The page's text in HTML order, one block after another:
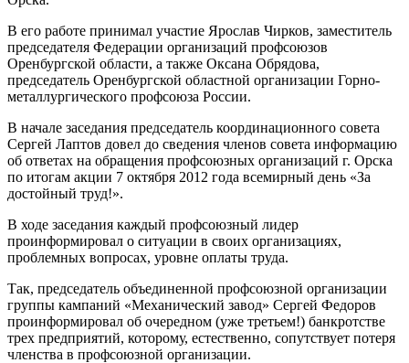
В его работе принимал участие Ярослав Чирков, заместитель
председателя Федерации организаций профсоюзов
Оренбургской области, а также Оксана Обрядова,
председатель Оренбургской областной организации Горно-
металлургического профсоюза России.
В начале заседания председатель координационного совета
Сергей Лаптов довел до сведения членов совета информацию
об ответах на обращения профсоюзных организаций г. Орска
по итогам акции 7 октября 2012 года всемирный день «За
достойный труд!».
В ходе заседания каждый профсоюзный лидер
проинформировал о ситуации в своих организациях,
проблемных вопросах, уровне оплаты труда.
Так, председатель объединенной профсоюзной организации
группы кампаний «Механический завод» Сергей Федоров
проинформировал об очередном (уже третьем!) банкротстве
трех предприятий, которому, естественно, сопутствует потеря
членства в профсоюзной организации.